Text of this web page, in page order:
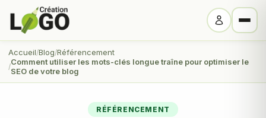
Accueil Blog Référencement
Comment utiliser les mots-clés longue traîne pour optimiser le
SEO de votre blog
RÉFÉRENCEMENT